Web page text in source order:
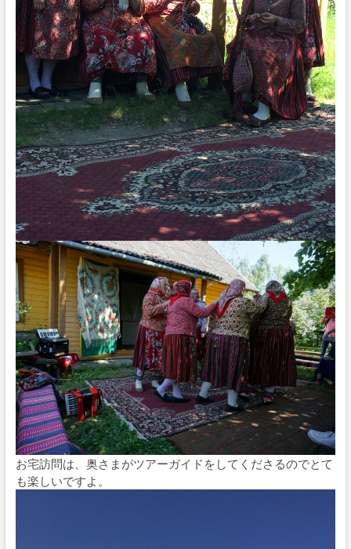
お宅訪問は、奥さまがツアーガイドをしてくださるのでとて
も楽しいですよ。